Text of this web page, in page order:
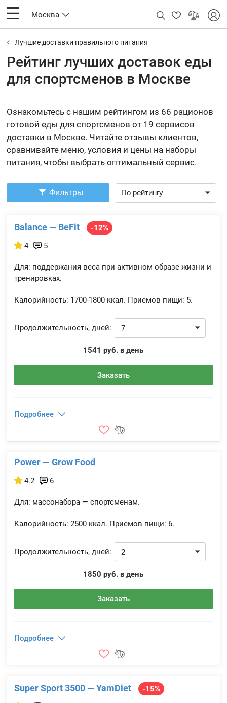
Москва
Лучшие доставки правильного питания
Рейтинг лучших доставок еды
для спортсменов в Москве
Ознакомьтесь с нашим рейтингом из 66 рационов
готовой еды для спортсменов от 19 сервисов
доставки в Москве. Читайте отзывы клиентов,
сравнивайте меню, условия и цены на наборы
питания, чтобы выбрать оптимальный сервис.
Фильтры
Balance — BeFit
-12%
4
5
Для: поддержания веса при активном образе жизни и
тренировках.
Калорийность: 1700-1800 ккал. Приемов пищи: 5.
Продолжительность, дней:
1541 руб. в день
Заказать
Подробнее
Power — Grow Food
4.2 6
Для: массонабора — спортсменам.
Калорийность: 2500 ккал. Приемов пищи: 6.
Продолжительность, дней:
1850 руб. в день
Заказать
Подробнее
Super Sport 3500 — YamDiet
-15%